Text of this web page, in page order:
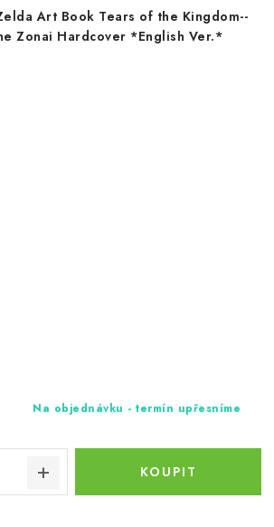
Art Book Tears of the Kingdom--
Zonai Hardcover *English Ver.*
Na objednávku - termín upřesníme